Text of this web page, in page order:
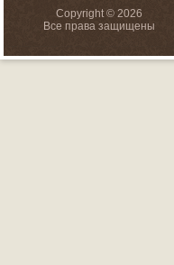
Copyright © 2026
Все права защищены